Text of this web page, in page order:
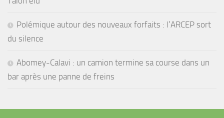
Polémique autour des nouveaux forfaits : l’ARCEP sort
du silence
Abomey-Calavi : un camion termine sa course dans un
bar après une panne de freins